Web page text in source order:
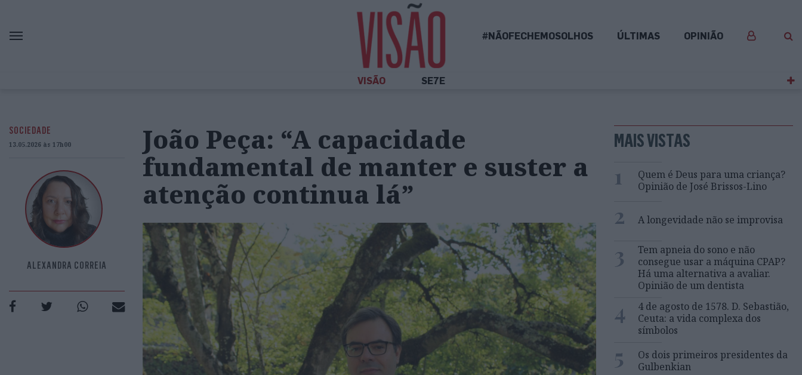
#NÃOFECHEMOSOLHOS ÚLTIMAS OPINIÃO
VISÃO SE7E
SOCIEDADE
13.05.2026 às 17h00
ALEXANDRA CORREIA
João Peça: “A capacidade
fundamental de manter e suster a
atenção continua lá”
MAIS VISTAS
1
Quem é Deus para uma criança?
Opinião de José Brissos-Lino
2 A longevidade não se improvisa
3
Tem apneia do sono e não
consegue usar a máquina CPAP?
Há uma alternativa a avaliar.
Opinião de um dentista
4
4 de agosto de 1578. D. Sebastião,
Ceuta: a vida complexa dos
símbolos
5
Os dois primeiros presidentes da
Gulbenkian